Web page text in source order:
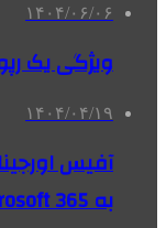
۱۴۰۴/۰۶/۰۶
ویژگی یک
۱۴۰۴/۰۴/۱۹
آفیس
به Microsoft 365 و Office 2024